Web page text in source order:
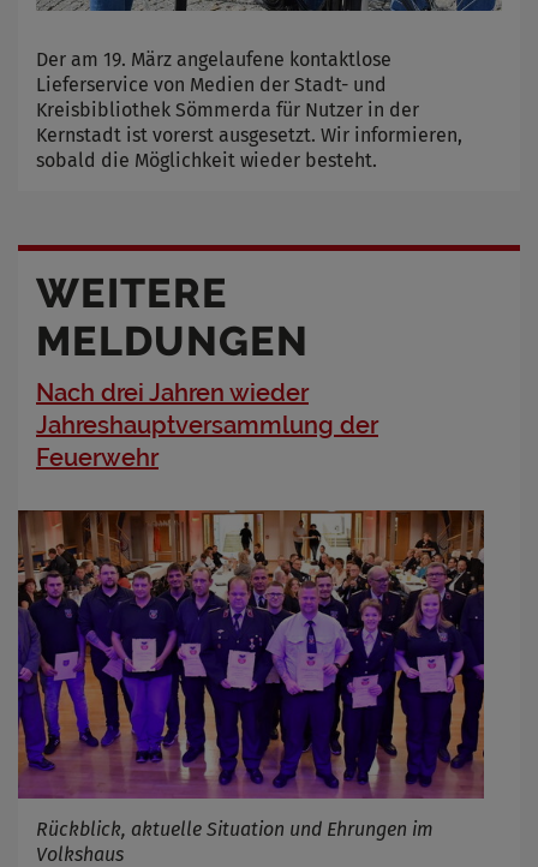
Der am 19. März angelaufene kontaktlose
Lieferservice von Medien der Stadt- und
Kreisbibliothek Sömmerda für Nutzer in der
Kernstadt ist vorerst ausgesetzt. Wir informieren,
sobald die Möglichkeit wieder besteht.
WEITERE
MELDUNGEN
Nach drei Jahren wieder
Jahreshauptversammlung der
Feuerwehr
Rückblick, aktuelle Situation und Ehrungen im
Volkshaus